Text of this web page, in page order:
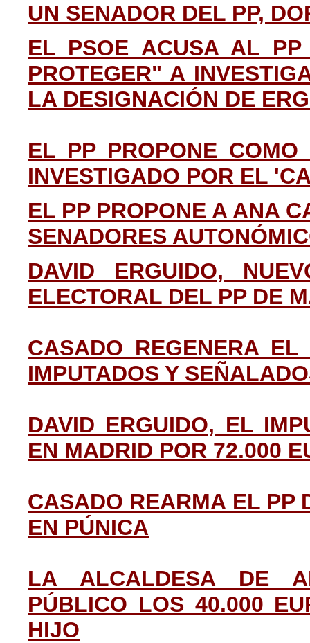
UN SENADOR DEL PP,
EL PSOE ACUSA AL
PROTEGER" A
LA DESIGNACIÓN DE
EL PP PROPONE
INVESTIGADO POR EL
EL PP PROPONE A ANA
SENADORES
DAVID ERGUIDO,
ELECTORAL DEL PP DE
CASADO REGENERA
IMPUTADOS Y
DAVID ERGUIDO, EL
EN MADRID POR 72.000
CASADO REARMA EL PP
EN PÚNICA
LA ALCALDESA DE
PÚBLICO LOS 40.000
HIJO